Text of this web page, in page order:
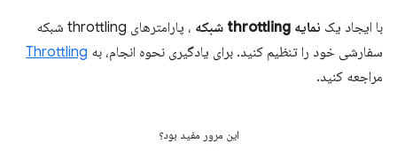
با ایجاد یک نمایه throttling شبکه
، پارامترهای throttling شبکه
سفارشی خود را تنظیم کنید. برای یادگیری نحوه انجام، به Throttling
مراجعه کنید.
این مرور مفید بود؟